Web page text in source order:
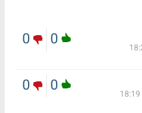
0
0
0
0